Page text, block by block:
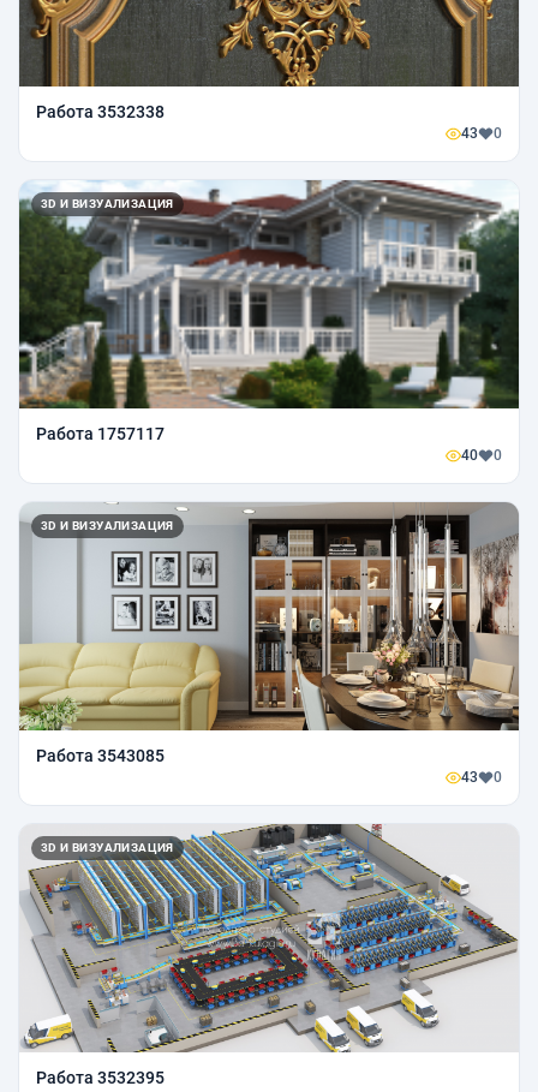
Работа 3532338
43 0
3D И ВИЗУАЛИЗАЦИЯ
Работа 1757117
40 0
3D И ВИЗУАЛИЗАЦИЯ
Работа 3543085
43 0
3D И ВИЗУАЛИЗАЦИЯ
Работа 3532395